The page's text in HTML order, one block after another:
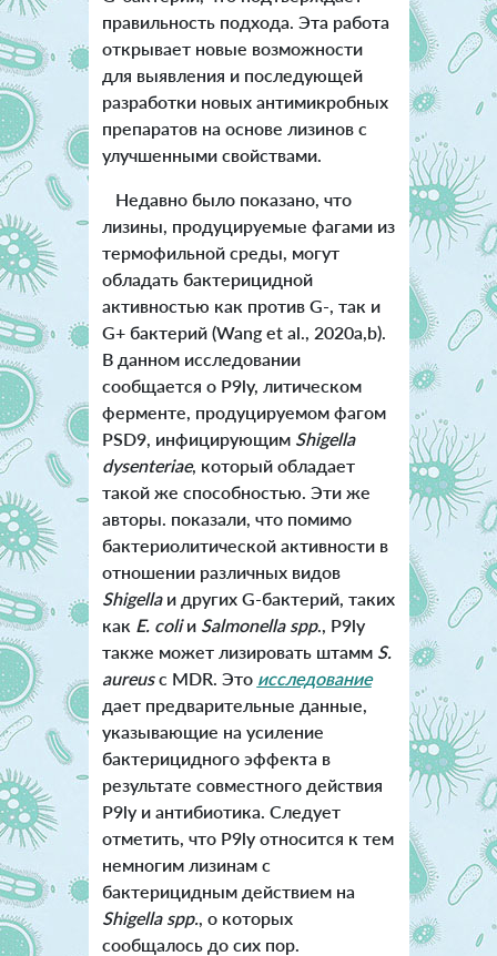
правильность подхода. Эта работа
открывает новые возможности
для выявления и последующей
разработки новых антимикробных
препаратов на основе лизинов с
улучшенными свойствами.
Недавно было показано, что
лизины, продуцируемые фагами из
термофильной среды, могут
обладать бактерицидной
активностью как против G-, так и
G+ бактерий (Wang et al., 2020a,b).
В данном исследовании
сообщается о P9ly, литическом
ферменте, продуцируемом фагом
PSD9, инфицирующим Shigella
dysenteriae, который обладает
такой же способностью. Эти же
авторы. показали, что помимо
бактериолитической активности в
отношении различных видов
Shigellaи других G-бактерий, таких
как E. coliи Salmonella spp., P9ly
также может лизировать штамм S.
aureusс MDR. Это исследование
дает предварительные данные,
указывающие на усиление
бактерицидного эффекта в
результате совместного действия
P9ly и антибиотика. Следует
отметить, что P9ly относится к тем
немногим лизинам с
бактерицидным действием на
Shigella spp. , о которых
сообщалось до сих пор.